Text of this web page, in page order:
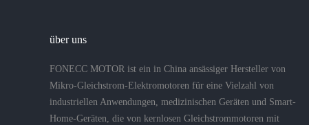
über uns
FONECC MOTOR ist ein in China ansässiger Hersteller von
Mikro-Gleichstrom-Elektromotoren für eine Vielzahl von
industriellen Anwendungen, medizinischen Geräten und Smart-
Home-Geräten, die von kernlosen Gleichstrommotoren mit